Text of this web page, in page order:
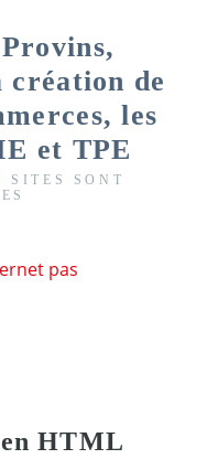
création de
les
et TPE
SITES SONT
HTML